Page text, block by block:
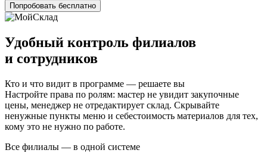
Попробовать бесплатно
Удобный контроль филиалов
и сотрудников
Кто и что видит в программе — решаете вы
Настройте права по ролям: мастер не увидит закупочные
цены, менеджер не отредактирует склад. Скрывайте
ненужные пункты меню и себестоимость материалов для тех,
кому это не нужно по работе.
Все филиалы — в одной системе